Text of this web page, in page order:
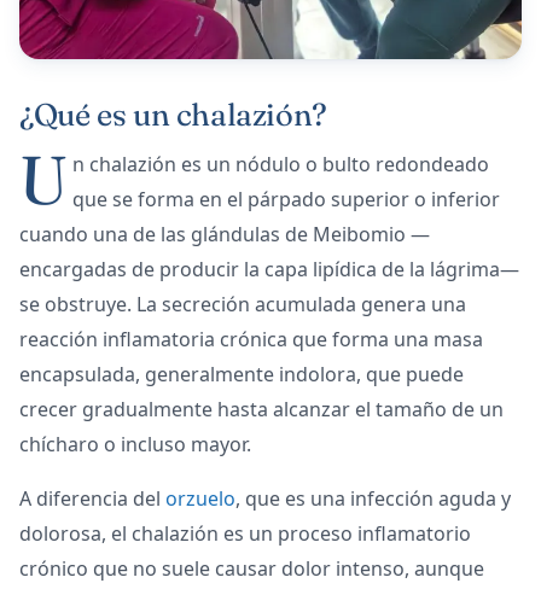
¿Qué es un chalazión?
U n chalazión es un nódulo o bulto redondeado
que se forma en el párpado superior o inferior
cuando una de las glándulas de Meibomio —
encargadas de producir la capa lipídica de la lágrima—
se obstruye. La secreción acumulada genera una
reacción inflamatoria crónica que forma una masa
encapsulada, generalmente indolora, que puede
crecer gradualmente hasta alcanzar el tamaño de un
chícharo o incluso mayor.
A diferencia del orzuelo, que es una infección aguda y
dolorosa, el chalazión es un proceso inflamatorio
crónico que no suele causar dolor intenso, aunque